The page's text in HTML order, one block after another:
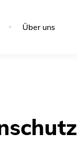
Über uns